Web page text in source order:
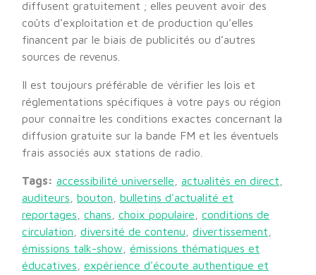
diffusent gratuitement ; elles peuvent avoir des
coûts d’exploitation et de production qu’elles
financent par le biais de publicités ou d’autres
sources de revenus.
Il est toujours préférable de vérifier les lois et
réglementations spécifiques à votre pays ou région
pour connaître les conditions exactes concernant la
diffusion gratuite sur la bande FM et les éventuels
frais associés aux stations de radio.
Tags: accessibilité universelle actualités en direct
auditeurs
bouton
bulletins d'actualité et
reportages
chans choix populaire
conditions de
circulation
diversité de contenu divertissement
émissions talk-show
émissions thématiques et
éducatives
expérience d'écoute authentique et